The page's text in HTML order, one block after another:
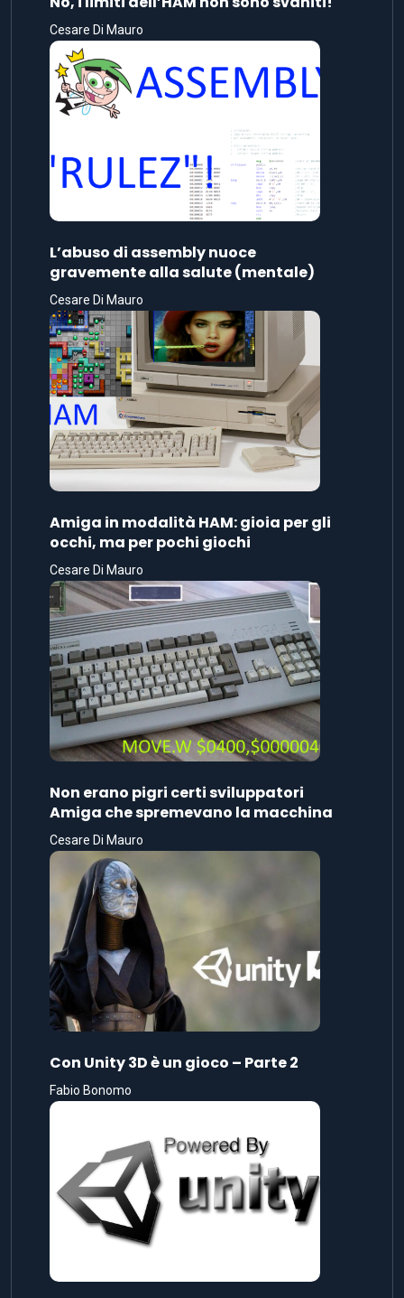
Cesare Di Mauro
L’abuso di assembly nuoce
gravemente alla salute (mentale)
Cesare Di Mauro
Amiga in modalità HAM: gioia per gli
occhi, ma per pochi giochi
Cesare Di Mauro
Non erano pigri certi sviluppatori
Amiga che spremevano la macchina
Cesare Di Mauro
Con Unity 3D è un gioco – Parte 2
Fabio Bonomo